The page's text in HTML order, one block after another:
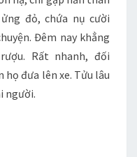
đỏ, chứa nụ cười
Đêm nay khẳng
Rất nhanh, đối
họ đưa lên xe. Tửu lâu
người.